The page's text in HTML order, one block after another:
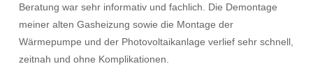
Beratung war sehr informativ und fachlich. Die Demontage
meiner alten Gasheizung sowie die Montage der
Wärmepumpe und der Photovoltaikanlage verlief sehr schnell,
zeitnah und ohne Komplikationen.